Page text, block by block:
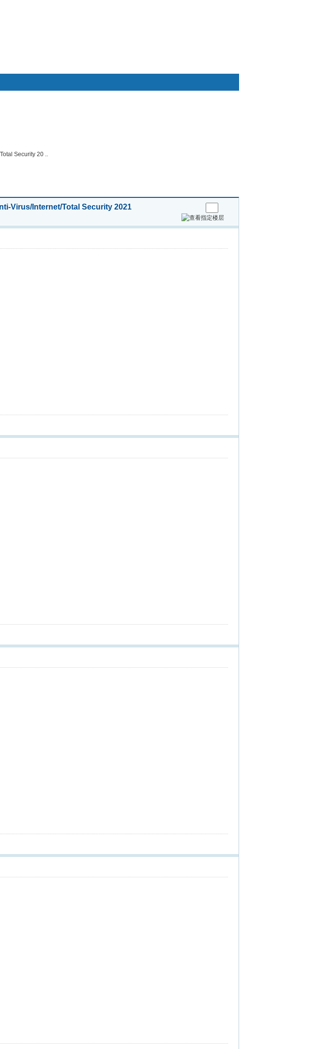
Security 20 ..
Virus/Internet/Total Security 2021